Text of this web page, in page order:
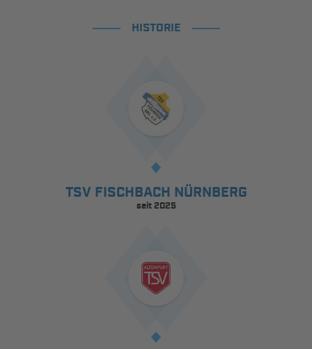
HISTORIE
TSV FISCHBACH NÜRNBERG
seit 2025